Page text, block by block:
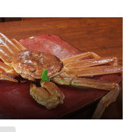
りから … 平安時代の
感じよう